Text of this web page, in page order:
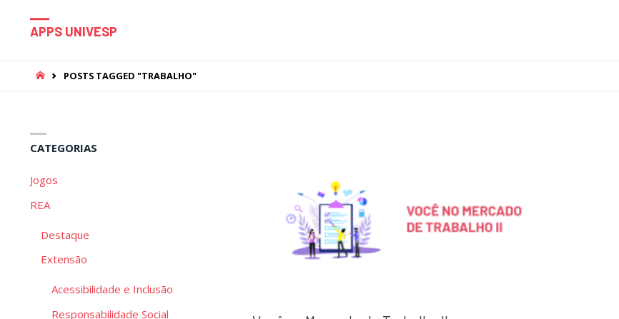
APPS UNIVESP
HOMEPOSTS TAGGED "TRABALHO"
CATEGORIAS
Jogos
REA
Destaque
Extensão
Acessibilidade e Inclusão
Responsabilidade Social